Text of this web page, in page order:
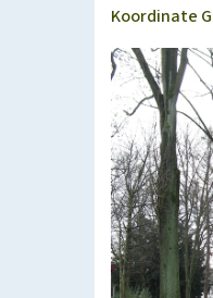
Koordinate